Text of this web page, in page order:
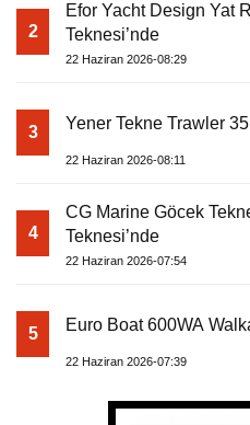
2
Efor Yacht Design Yat
Teknesi’nde
22 Haziran 2026-08:29
3 Yener Tekne Trawler 35
22 Haziran 2026-08:11
4
CG Marine Göcek
Teknesi’nde
22 Haziran 2026-07:54
5 Euro Boat 600WA
22 Haziran 2026-07:39